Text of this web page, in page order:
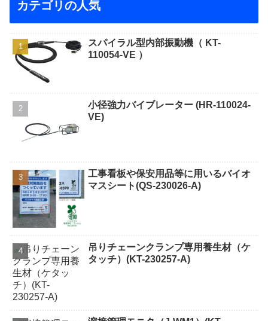
カテゴリの人気
スパイラル型内部振動機（ KT-
110054-VE ）
小径強力バイブレーター (HR-110024-
VE)
工事看板や保安用品等に用いるバイオ
マスシート(QS-230026-A)
吊りチェーンクランプ専用養生材（ケ
タッチ）(KT-230257-A)